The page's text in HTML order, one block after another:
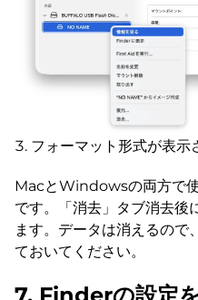
フォーマット形式が表示
MacとWindowsの両方で
です。「消去」タブ消去後
ます。データは消えるので
ておいてください。